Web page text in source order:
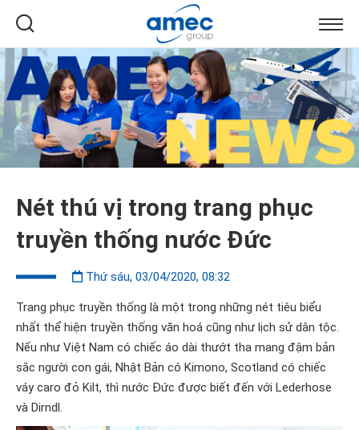
Nét thú vị trong trang phục
truyền thống nước Đức
Thứ sáu, 03/04/2020, 08:32
Trang phục truyền thống là một trong những nét tiêu biểu
nhất thể hiện truyền thống văn hoá cũng như lịch sử dân tộc.
Nếu như Việt Nam có chiếc áo dài thướt tha mang đậm bản
sắc người con gái, Nhật Bản có Kimono, Scotland có chiếc
váy caro đỏ Kilt, thì nước Đức được biết đến với Lederhose
và Dirndl.